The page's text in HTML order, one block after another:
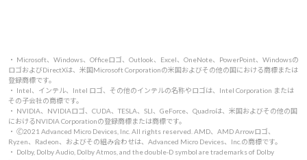
・ Microsoft、Windows、Officeロゴ、Outlook、Excel、OneNote、PowerPoint、Windowsの
ロゴおよびDirectXは、米国Microsoft Corporationの米国およびその他の国における商標または
登録商標です。
・ Intel、インテル、Intel ロゴ、その他のインテルの名称やロゴは、Intel Corporation または
その子会社の商標です。
・ NVIDIA、NVIDIAロゴ、CUDA、TESLA、SLI、GeForce、Quadroは、米国およびその他の国
におけるNVIDIA Corporationの登録商標または商標です。
・ 🄫2021 Advanced Micro Devices, Inc. All rights reserved. AMD、AMD Arrowロゴ、
Ryzen、Radeon、およびその組み合わせは、Advanced Micro Devices、Inc.の商標です。
・ Dolby, Dolby Audio, Dolby Atmos, and the double-D symbol are trademarks of Dolby